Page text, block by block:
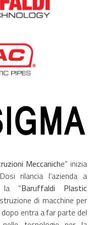
Meccaniche” inizia
rilancia l’azienda a
la “Baruffaldi Plastic
di macchine per
entra a far parte del